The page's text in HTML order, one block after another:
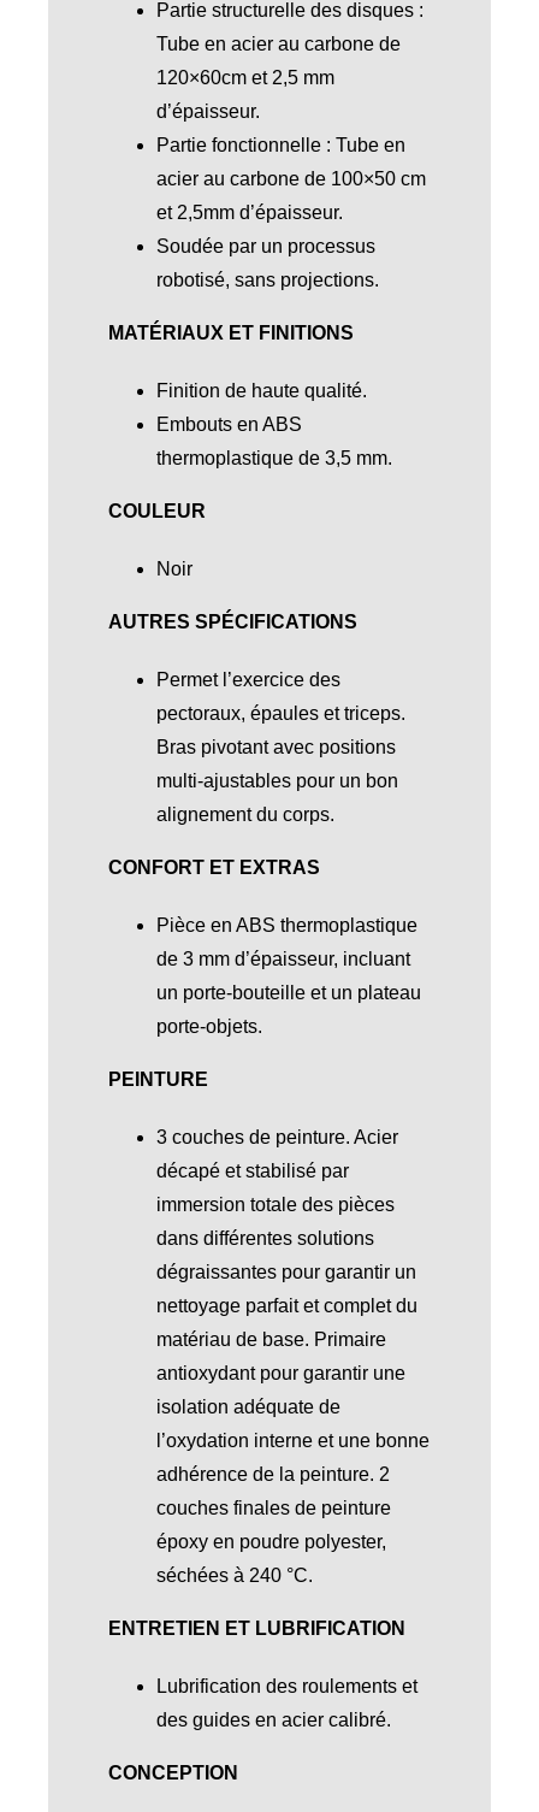
Partie structurelle des disques :
Tube en acier au carbone de
120×60cm et 2,5 mm
d’épaisseur.
Partie fonctionnelle : Tube en
acier au carbone de 100×50 cm
et 2,5mm d’épaisseur.
Soudée par un processus
robotisé, sans projections.
MATÉRIAUX ET FINITIONS
Finition de haute qualité.
Embouts en ABS
thermoplastique de 3,5 mm.
COULEUR
Noir
AUTRES SPÉCIFICATIONS
Permet l’exercice des
pectoraux, épaules et triceps.
Bras pivotant avec positions
multi-ajustables pour un bon
alignement du corps.
CONFORT ET EXTRAS
Pièce en ABS thermoplastique
de 3 mm d’épaisseur, incluant
un porte-bouteille et un plateau
porte-objets.
PEINTURE
3 couches de peinture. Acier
décapé et stabilisé par
immersion totale des pièces
dans différentes solutions
dégraissantes pour garantir un
nettoyage parfait et complet du
matériau de base. Primaire
antioxydant pour garantir une
isolation adéquate de
l’oxydation interne et une bonne
adhérence de la peinture. 2
couches finales de peinture
époxy en poudre polyester,
séchées à 240 °C.
ENTRETIEN ET LUBRIFICATION
Lubrification des roulements et
des guides en acier calibré.
CONCEPTION